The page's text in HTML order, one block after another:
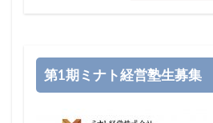
第1期ミナト経営塾生募集